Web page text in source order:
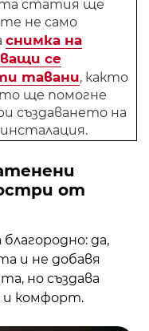
статия ще
не само
снимка на
се
тавани, както
ще помогне
създаването на
от
да,
и не добавя
но създава
и комфорт.